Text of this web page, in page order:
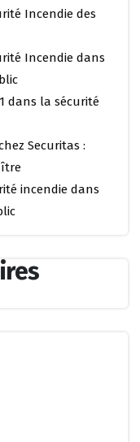
Incendie des
Incendie dans
dans la sécurité
Securitas :
incendie dans